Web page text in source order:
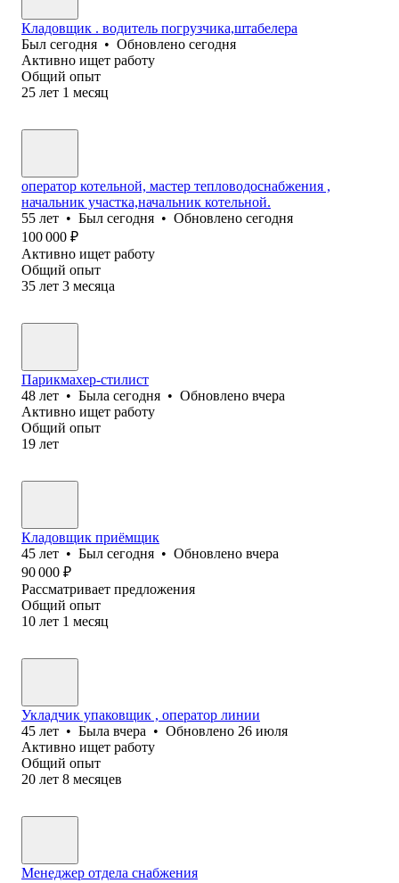
Кладовщик . водитель погрузчика,штабелера
Был сегодня • Обновлено сегодня
Активно ищет работу
Общий опыт
25 лет 1 месяц
оператор котельной, мастер тепловодоснабжения ,
начальник участка,начальник котельной.
55 лет • Был сегодня • Обновлено сегодня
100 000 ₽
Активно ищет работу
Общий опыт
35 лет 3 месяца
Парикмахер-стилист
48 лет • Была сегодня • Обновлено вчера
Активно ищет работу
Общий опыт
19 лет
Кладовщик приёмщик
45 лет • Был сегодня • Обновлено вчера
90 000 ₽
Рассматривает предложения
Общий опыт
10 лет 1 месяц
Укладчик упаковщик , оператор линии
45 лет • Была вчера • Обновлено 26 июля
Активно ищет работу
Общий опыт
20 лет 8 месяцев
Менеджер отдела снабжения